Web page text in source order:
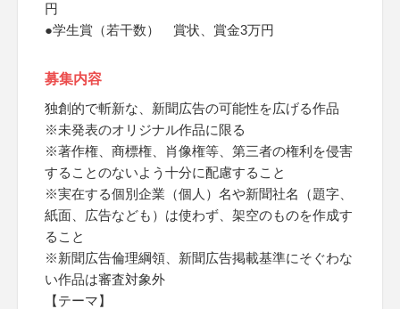
円
●学生賞（若干数） 賞状、賞金3万円
募集内容
独創的で斬新な、新聞広告の可能性を広げる作品
※未発表のオリジナル作品に限る
※著作権、商標権、肖像権等、第三者の権利を侵害
することのないよう十分に配慮すること
※実在する個別企業（個人）名や新聞社名（題字、
紙面、広告なども）は使わず、架空のものを作成す
ること
※新聞広告倫理綱領、新聞広告掲載基準にそぐわな
い作品は審査対象外
【テーマ】